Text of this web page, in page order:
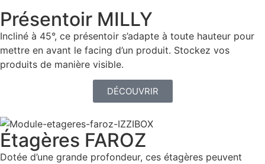
Présentoir MILLY
Incliné à 45°, ce présentoir s’adapte à toute hauteur pour
mettre en avant le facing d’un produit. Stockez vos
produits de manière visible.
DÉCOUVRIR
Étagères FAROZ
Dotée d’une grande profondeur, ces étagères peuvent